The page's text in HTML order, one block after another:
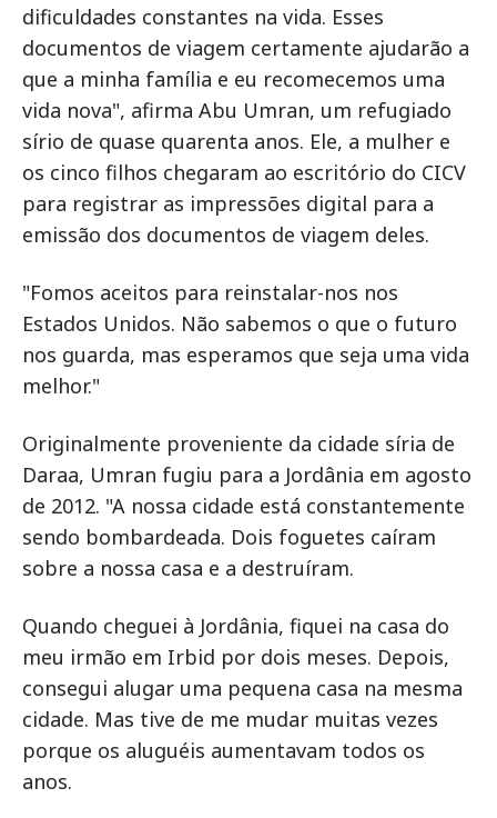
dificuldades constantes na vida. Esses
documentos de viagem certamente ajudarão a
que a minha família e eu recomecemos uma
vida nova", afirma Abu Umran, um refugiado
sírio de quase quarenta anos. Ele, a mulher e
os cinco filhos chegaram ao escritório do CICV
para registrar as impressões digital para a
emissão dos documentos de viagem deles.
"Fomos aceitos para reinstalar-nos nos
Estados Unidos. Não sabemos o que o futuro
nos guarda, mas esperamos que seja uma vida
melhor."
Originalmente proveniente da cidade síria de
Daraa, Umran fugiu para a Jordânia em agosto
de 2012. "A nossa cidade está constantemente
sendo bombardeada. Dois foguetes caíram
sobre a nossa casa e a destruíram.
Quando cheguei à Jordânia, fiquei na casa do
meu irmão em Irbid por dois meses. Depois,
consegui alugar uma pequena casa na mesma
cidade. Mas tive de me mudar muitas vezes
porque os aluguéis aumentavam todos os
anos.